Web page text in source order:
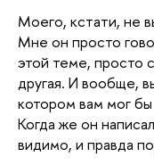
Моего, кстати, не
Мне он просто
этой теме, просто
другая. И вообще,
котором вам мог
Когда же он
видимо, и правда